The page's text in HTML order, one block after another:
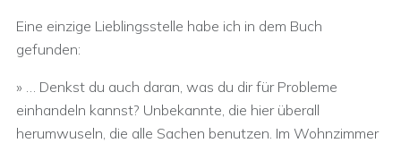
Eine einzige Lieblingsstelle habe ich in dem Buch
gefunden:
» … Denkst du auch daran, was du dir für Probleme
einhandeln kannst? Unbekannte, die hier überall
herumwuseln, die alle Sachen benutzen. Im Wohnzimmer